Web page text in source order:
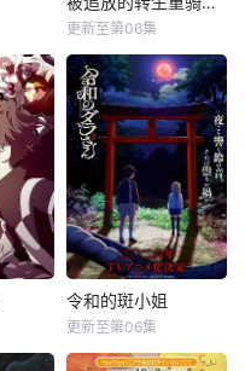
更新至第06集
令和的斑小姐
更新至第06集